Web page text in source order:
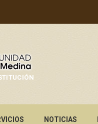
NOTICIAS